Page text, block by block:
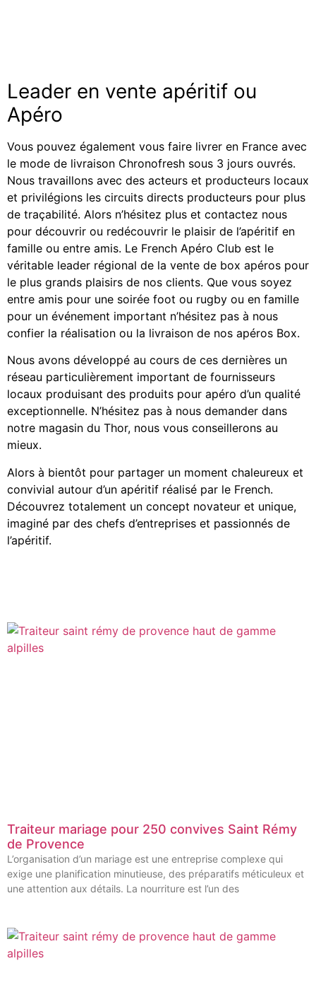
Leader en vente apéritif ou
Apéro
Vous pouvez également vous faire livrer en France avec
le mode de livraison Chronofresh sous 3 jours ouvrés.
Nous travaillons avec des acteurs et producteurs locaux
et privilégions les circuits directs producteurs pour plus
de traçabilité. Alors n’hésitez plus et contactez nous
pour découvrir ou redécouvrir le plaisir de l’apéritif en
famille ou entre amis. Le French Apéro Club est le
véritable leader régional de la vente de box apéros pour
le plus grands plaisirs de nos clients. Que vous soyez
entre amis pour une soirée foot ou rugby ou en famille
pour un événement important n’hésitez pas à nous
confier la réalisation ou la livraison de nos apéros Box.
Nous avons développé au cours de ces dernières un
réseau particulièrement important de fournisseurs
locaux produisant des produits pour apéro d’un qualité
exceptionnelle. N’hésitez pas à nous demander dans
notre magasin du Thor, nous vous conseillerons au
mieux.
Alors à bientôt pour partager un moment chaleureux et
convivial autour d’un apéritif réalisé par le French.
Découvrez totalement un concept novateur et unique,
imaginé par des chefs d’entreprises et passionnés de
l’apéritif.
Traiteur mariage pour 250 convives Saint Rémy
de Provence
L’organisation d’un mariage est une entreprise complexe qui
exige une planification minutieuse, des préparatifs méticuleux et
une attention aux détails. La nourriture est l’un des